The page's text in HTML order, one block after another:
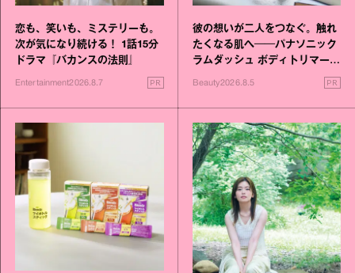
恋も、笑いも、ミステリーも。
次が気になり続ける！ 1話15分
ドラマ『バカンスの法則』
Entertainment2026.8.7 PR
彼の想いが二人をつなぐ。触れ
たくなる肌へ──パナソニック
ラムダッシュ ボディトリマーが
Beauty2026.8.5 PR